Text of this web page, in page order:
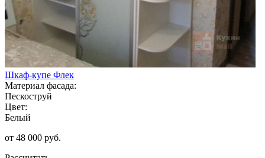
Шкаф-купе Флек
Материал фасада:
Пескоструй
Цвет:
Белый
от 48 000 руб.